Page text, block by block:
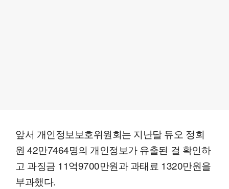
앞서 개인정보보호위원회는 지난달 듀오 정회
원 42만7464명의 개인정보가 유출된 걸 확인하
고 과징금 11억9700만원과 과태료 1320만원을
부과했다.